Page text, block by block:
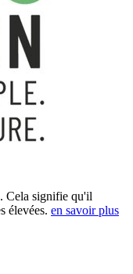
Cela signifie qu'il
élevées. en savoir plus